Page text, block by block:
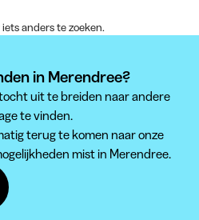
anders te zoeken.
in Merendree?
uit te breiden naar andere
te vinden.
terug te komen naar onze
mist in Merendree.